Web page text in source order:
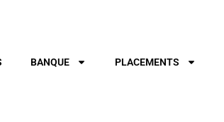
BANQUE PLACEMENTS